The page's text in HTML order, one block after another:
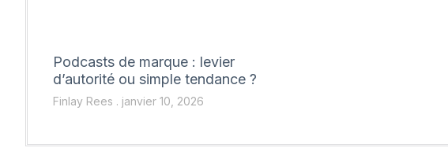
Podcasts de marque : levier
d’autorité ou simple tendance ?
Finlay Rees janvier 10, 2026